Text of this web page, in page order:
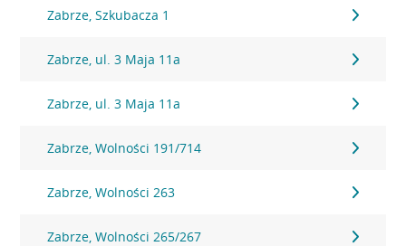
Zabrze, Szkubacza 1
Zabrze, ul. 3 Maja 11a
Zabrze, ul. 3 Maja 11a
Zabrze, Wolności 191/714
Zabrze, Wolności 263
Zabrze, Wolności 265/267